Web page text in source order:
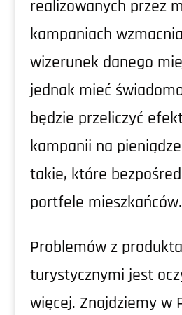
realizowanych przez
kampaniach
wizerunek danego
jednak mieć
będzie przeliczyć
kampanii na pieniądze
takie, które
portfele mieszkańców.
Problemów z
turystycznymi jest
więcej. Znajdziemy w